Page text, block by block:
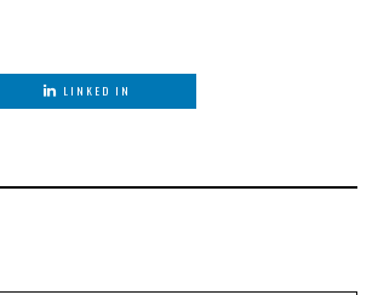
LINKED IN